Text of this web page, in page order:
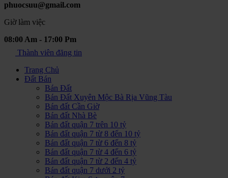
phuocsuu@gmail.com
Giờ làm việc
08:00 Am - 17:00 Pm
Thành viên đăng tin
Trang Chủ
Đất Bán
Bán Đất
Bán Đất Xuyên Mộc Bà Rịa Vũng Tàu
Bán đất Cần Giờ
Bán đất Nhà Bè
Bán đất quận 7 trên 10 tỷ
Bán đất quận 7 từ 8 đến 10 tỷ
Bán đất quận 7 từ 6 đến 8 tỷ
Bán đất quận 7 từ 4 đến 6 tỷ
Bán đất quận 7 từ 2 đến 4 tỷ
Bán đất quận 7 dưới 2 tỷ